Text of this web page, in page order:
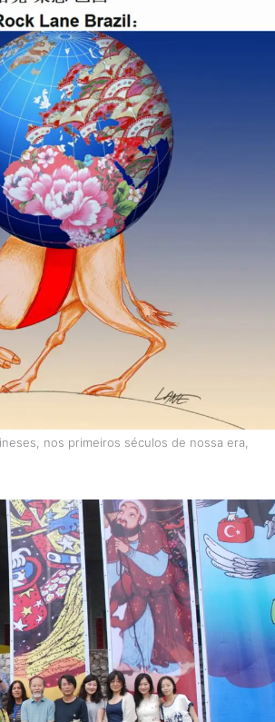
nos primeiros séculos de nossa era,